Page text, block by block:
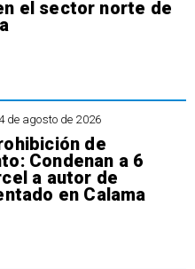
el sector norte de
de agosto de 2026
de
Condenan a 6
a autor de
en Calama